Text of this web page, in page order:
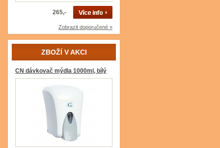
265,-
Zobrazit doporučené »
ZBOŽÍ V AKCI
CN dávkovač mýdla 1000ml, bílý